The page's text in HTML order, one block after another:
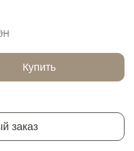
Купить
заказ